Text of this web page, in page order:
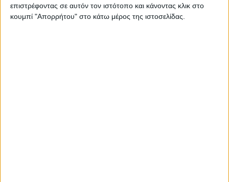
επιστρέφοντας σε αυτόν τον ιστότοπο και κάνοντας κλικ στο
κουμπί "Απορρήτου" στο κάτω μέρος της ιστοσελίδας.